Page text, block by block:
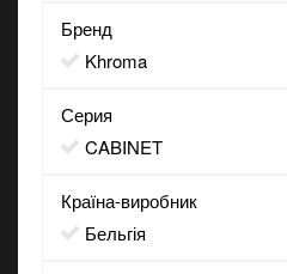
Бренд
Khroma
Серия
CABINET
Країна-виробник
Бельгія